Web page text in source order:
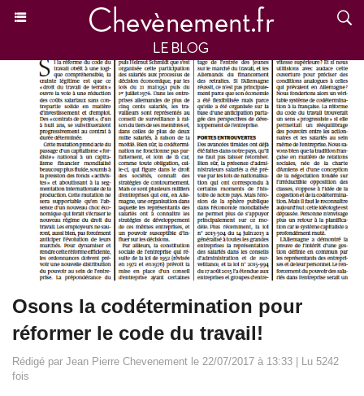
Osons la codétermination pour
réformer le code du travail!
Rédigé par Jean Pierre Chevenement le 22/07/2017 à 13:33 | Lu 5242
fois